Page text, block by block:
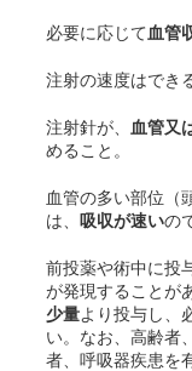
必要に応じて血管
注射の速度はでき
注射針が、 血管又
めること。
血管の多い部位（
は、
吸収が速いの
前投薬や術中に投
が発現することが
少量より投与し、
い。なお、高齢者
者、呼吸器疾患を